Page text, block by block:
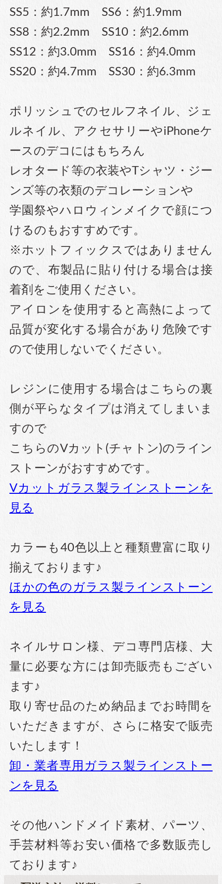
SS5：約1.7mm SS6：約1.9mm
SS8：約2.2mm SS10：約2.6mm
SS12：約3.0mm SS16：約4.0mm
SS20：約4.7mm SS30：約6.3mm
ポリッシュでのセルフネイル、ジェ
ルネイル、アクセサリーやiPhoneケ
ースのデコにはもちろん
レオタード等の衣装やTシャツ・ジー
ンズ等の衣類のデコレーションや
学園祭やハロウィンメイクで顔につ
けるのもおすすめです。
※ホットフィックスではありません
ので、布製品に貼り付ける場合は接
着剤をご使用ください。
アイロンを使用すると高熱によって
品質が変化する場合があり危険です
ので使用しないでください。
レジンに使用する場合はこちらの裏
側が平らなタイプは消えてしまいま
すので
こちらのVカット(チャトン)のライン
ストーンがおすすめです。
Vカットガラス製ラインストーンを
見る
カラーも40色以上と種類豊富に取り
揃えております♪
ほかの色のガラス製ラインストーン
を見る
ネイルサロン様、デコ専門店様、大
量に必要な方には卸売販売もござい
ます♪
取り寄せ品のため納品までお時間を
いただきますが、さらに格安で販売
いたします！
卸・業者専用ガラス製ラインストー
ンを見る
その他ハンドメイド素材、パーツ、
手芸材料等お安い価格で多数販売し
ております♪